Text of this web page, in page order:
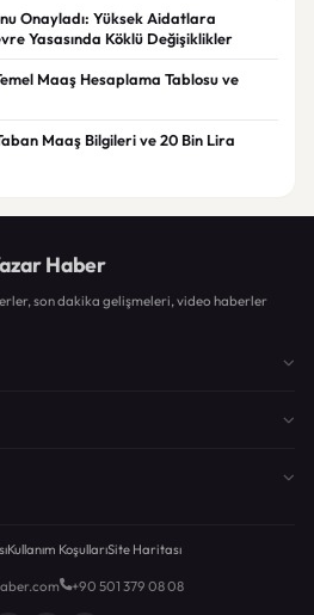
Onayladı: Yüksek Aidatlara
Yasasında Köklü Değişiklikler
Maaş Hesaplama Tablosu ve
Maaş Bilgileri ve 20 Bin Lira
Haber
son dakika gelişmeleri, video haberler
Kullanım KoşullarıSite Haritası
+90 501 379 08 08